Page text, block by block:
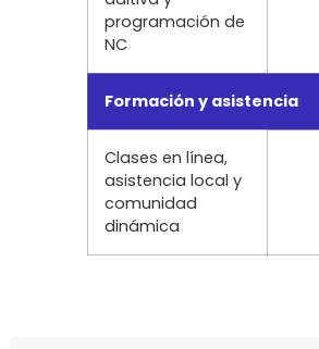
programación de
NC
Formación y asistencia
Clases en línea,
asistencia local y
comunidad
dinámica